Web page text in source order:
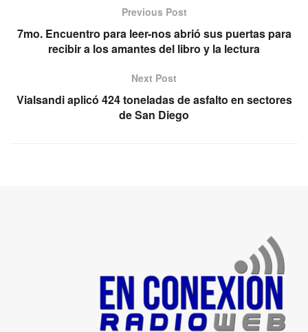
Previous Post
7mo. Encuentro para leer-nos abrió sus puertas para
recibir a los amantes del libro y la lectura
Next Post
Vialsandi aplicó 424 toneladas de asfalto en sectores
de San Diego